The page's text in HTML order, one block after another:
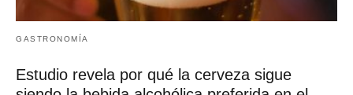
GASTRONOMÍA
Estudio revela por qué la cerveza sigue